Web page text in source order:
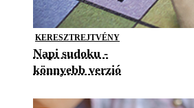
KERESZTREJTVÉNY
Napi sudoku -
könnyebb verzió